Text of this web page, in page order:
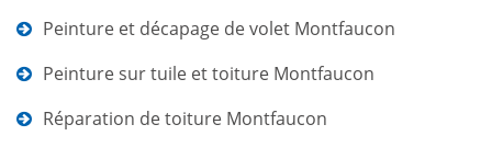
Peinture et décapage de volet Montfaucon
Peinture sur tuile et toiture Montfaucon
Réparation de toiture Montfaucon